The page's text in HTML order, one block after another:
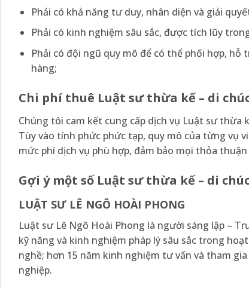
Phải có khả năng tư duy, nhân diện và giải
Phải có kinh nghiệm sâu sắc, được tích lũy
Phải có đội ngũ quy mô để có thể phối hợp,
hàng;
Chi phí thuê Luật sư thừa kế – di
Chúng tôi cam kết cung cấp dịch vụ Luật sư thừa
Tùy vào tính phức phức tạp, quy mô của từng vụ
mức phí dịch vụ phù hợp, đảm bảo mọi thỏa
Gợi ý một số Luật sư thừa kế – di
LUẬT SƯ LÊ NGÔ HOÀI PHONG
Luật sư Lê Ngô Hoài Phong là người sáng lập –
kỹ năng và kinh nghiệm pháp lý sâu sắc trong
nghề; hơn 15 năm kinh nghiệm tư vấn và tham
nghiệp.